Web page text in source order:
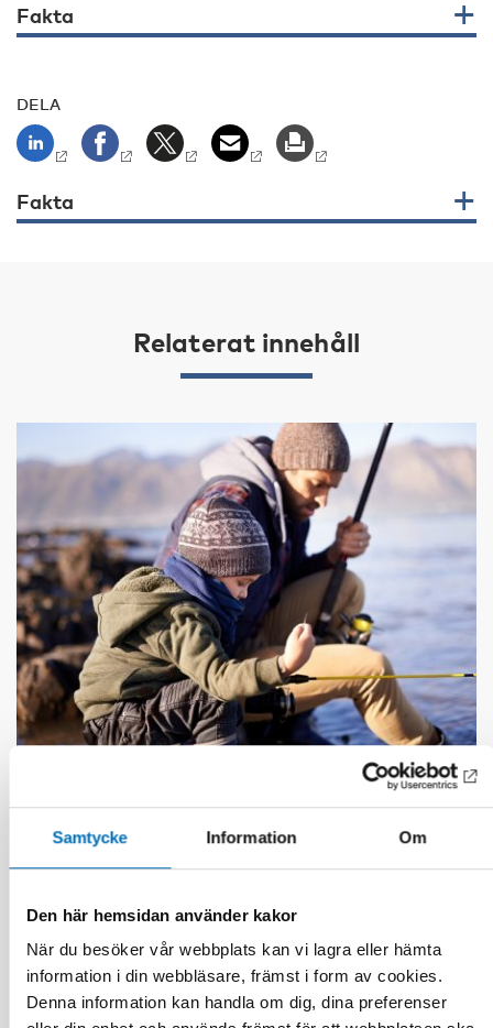
Samtycke Information Om
Den här hemsidan använder kakor
När du besöker vår webbplats kan vi lagra eller hämta
information i din webbläsare, främst i form av cookies.
Denna information kan handla om dig, dina preferenser
Fakta
DELA
Fakta
Relaterat innehåll
1 feb 2023
Tactile transition – experiences shared by
persons with acquired deafblindness